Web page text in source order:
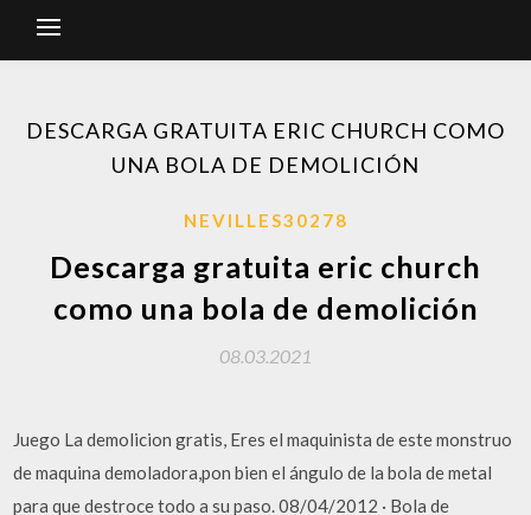
DESCARGA GRATUITA ERIC CHURCH COMO
UNA BOLA DE DEMOLICIÓN
NEVILLES30278
Descarga gratuita eric church
como una bola de demolición
08.03.2021
Juego La demolicion gratis, Eres el maquinista de este monstruo
de maquina demoladora,pon bien el ángulo de la bola de metal
para que destroce todo a su paso. 08/04/2012 · Bola de